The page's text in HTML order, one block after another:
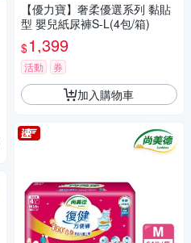
【優力寶】奢柔優選系列 黏貼
型 嬰兒紙尿褲S-L(4包/箱)
$1,399
活動 券
加入購物車